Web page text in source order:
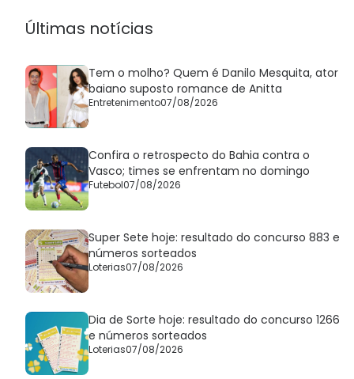
Últimas notícias
Tem o molho? Quem é Danilo Mesquita, ator
baiano suposto romance de Anitta
Entretenimento07/08/2026
Confira o retrospecto do Bahia contra o
Vasco; times se enfrentam no domingo
Futebol07/08/2026
Super Sete hoje: resultado do concurso 883 e
números sorteados
Loterias07/08/2026
Dia de Sorte hoje: resultado do concurso 1266
e números sorteados
Loterias07/08/2026